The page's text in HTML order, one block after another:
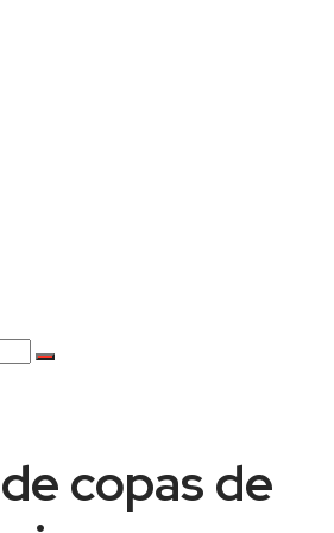
copas de